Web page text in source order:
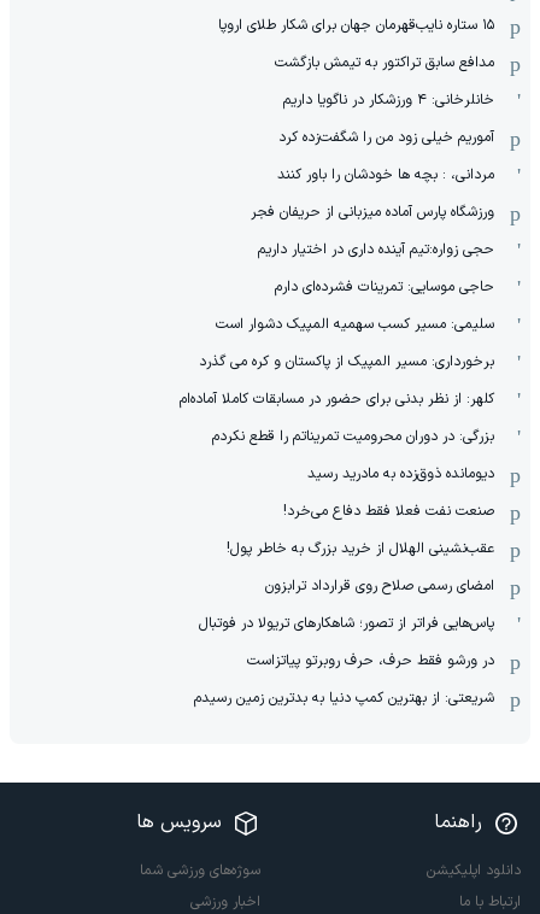
١۵ ستاره نایب‌قهرمان جهان برای شکار طلای اروپا
مدافع سابق تراکتور به تیمش بازگشت
خانلرخانی: ۴ ورزشکار در ناگویا داریم
آموریم خیلی زود من را شگفت‌زده کرد
مردانی، : بچه ها خودشان را باور کنند
ورزشگاه پارس آماده میزبانی از حریفان فجر
حجی زواره:تیم آینده داری در اختیار داریم
حاجی موسایی: تمرینات فشرده‌ای دارم
سلیمی: مسیر کسب سهمیه المپیک دشوار است
برخورداری: مسیر المپیک از پاکستان و کره می گذرد
کلهر: از نظر بدنی برای حضور در مسابقات کاملا آماده‌ام
بزرگی: در دوران محرومیت تمریناتم را قطع نکردم
دیومانده ذوق‌زده به مادرید رسید
صنعت نفت فعلا فقط دفاع می‌خرد!
عقب‌نشینی الهلال از خرید بزرگ به خاطر پول!
امضای رسمی صلاح روی قرارداد ترابزون
پاس‌هایی فراتر از تصور؛ شاهکارهای تریولا در فوتبال
در ورشو فقط حرف، حرف روبرتو پیاتزاست
شریعتی: از بهترین کمپ‌ دنیا به بدترین زمین‌ رسیدم
راهنما
دانلود اپلیکیشن
ارتباط با ما
سرویس ها
سوژه‌های ورزشی شما
اخبار ورزشی